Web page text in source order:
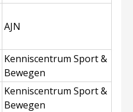
AJN
Kenniscentrum Sport &
Bewegen
Kenniscentrum Sport &
Bewegen